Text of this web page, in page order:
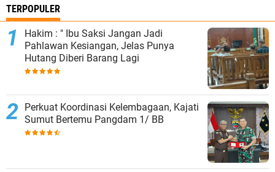
TERPOPULER
Hakim : " Ibu Saksi Jangan Jadi
Pahlawan Kesiangan, Jelas Punya
Hutang Diberi Barang Lagi
Perkuat Koordinasi Kelembagaan, Kajati
Sumut Bertemu Pangdam 1/ BB